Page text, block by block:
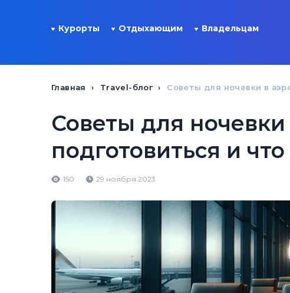
Курорты Отдыхающим Владельцам
Главная Travel-блог Советы для ночевки в
Советы для ночевки
подготовиться и
150 29 ноября 2023